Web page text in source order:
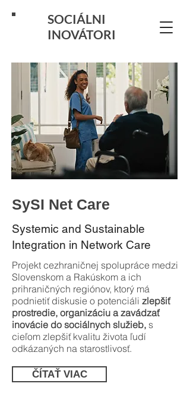
SOCIÁLNI
INOVÁTORI
SySI Net Care
Systemic and Sustainable
Integration in Network Care
Projekt cezhraničnej spolupráce medzi
Slovenskom a Rakúskom a ich
prihraničných regiónov, ktorý má
podnietiť diskusie o potenciáli zlepšiť
prostredie, organizáciu a zavádzať
inovácie do sociálnych služieb, s
cieľom zlepšiť kvalitu života ľudí
odkázaných na starostlivosť.
ČÍTAŤ VIAC